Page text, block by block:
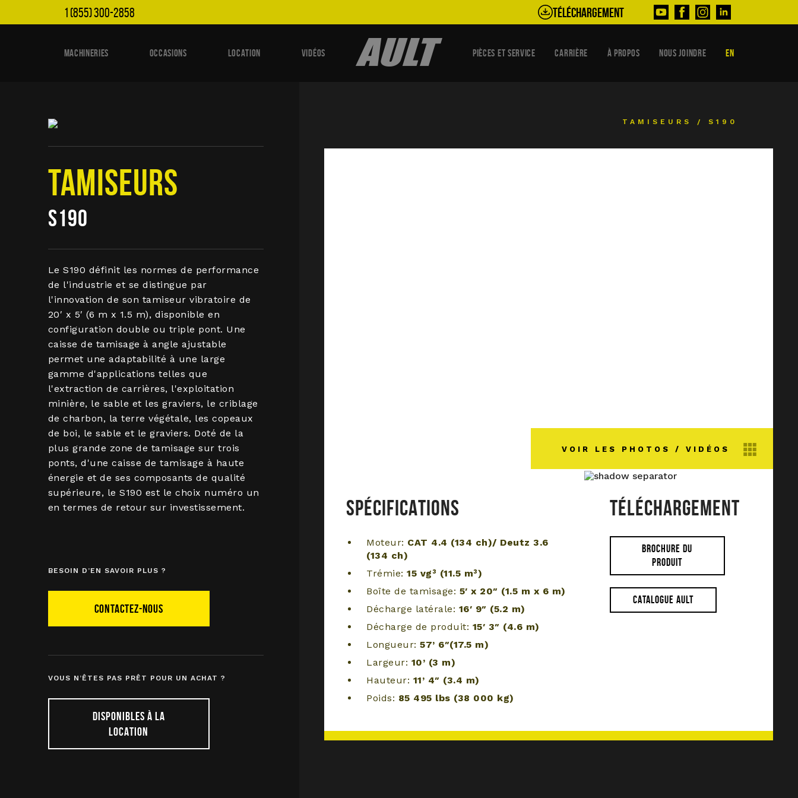
1 (855) 300-2858 Téléchargement
MACHINERIES OCCASIONS LOCATION VIDÉOS PIÈCES ET SERVICE CARRIÈRE À PROPOS NOUS JOINDRE EN
TAMISEURS
S190
Le S190 définit les normes de performance
de l'industrie et se distingue par
l'innovation de son tamiseur vibratoire de
20′ x 5′ (6 m x 1.5 m), disponible en
configuration double ou triple pont. Une
caisse de tamisage à angle ajustable
permet une adaptabilité à une large
gamme d'applications telles que
l'extraction de carrières, l'exploitation
minière, le sable et les graviers, le criblage
de charbon, la terre végétale, les copeaux
de boi, le sable et le graviers. Doté de la
plus grande zone de tamisage sur trois
ponts, d'une caisse de tamisage à haute
énergie et de ses composants de qualité
supérieure, le S190 est le choix numéro un
en termes de retour sur investissement.
BESOIN D’EN SAVOIR PLUS ?
CONTACTEZ-NOUS
VOUS N’ÊTES PAS PRÊT POUR UN ACHAT ?
DISPONIBLES À LA
LOCATION
TAMISEURS / S190
VOIR LES PHOTOS / VIDÉOS
SPÉCIFICATIONS
Moteur: CAT 4.4 (134 ch)/ Deutz 3.6
(134 ch)
Trémie:15 vg³ (11.5 m³)
Boîte de tamisage: 5′ x 20″ (1.5 m x 6 m)
Décharge latérale: 16′ 9″ (5.2 m)
Décharge de produit: 15′ 3″ (4.6 m)
Longueur:57’ 6″(17.5 m)
Largeur: 10’ (3 m)
Hauteur: 11’ 4″ (3.4 m)
Poids: 85 495 lbs (38 000 kg)
TÉLÉCHARGEMENT
BROCHURE DU
PRODUIT
CATALOGUE AULT